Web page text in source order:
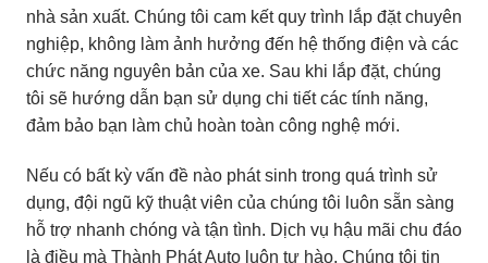
nhà sản xuất. Chúng tôi cam kết quy trình lắp đặt chuyên
nghiệp, không làm ảnh hưởng đến hệ thống điện và các
chức năng nguyên bản của xe. Sau khi lắp đặt, chúng
tôi sẽ hướng dẫn bạn sử dụng chi tiết các tính năng,
đảm bảo bạn làm chủ hoàn toàn công nghệ mới.
Nếu có bất kỳ vấn đề nào phát sinh trong quá trình sử
dụng, đội ngũ kỹ thuật viên của chúng tôi luôn sẵn sàng
hỗ trợ nhanh chóng và tận tình. Dịch vụ hậu mãi chu đáo
là điều mà Thành Phát Auto luôn tự hào. Chúng tôi tin